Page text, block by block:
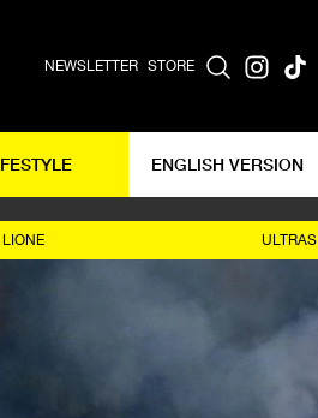
NEWSLETTER STORE
ENGLISH VERSION
ULTRAS